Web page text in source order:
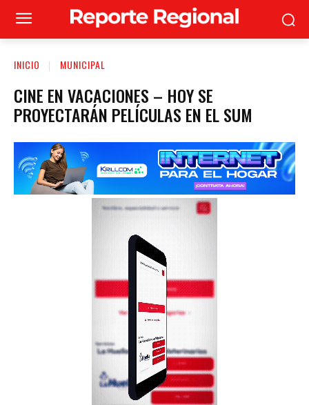
INICIO MUNICIPAL
CINE EN VACACIONES – HOY SE
PROYECTARÁN PELÍCULAS EN EL SUM